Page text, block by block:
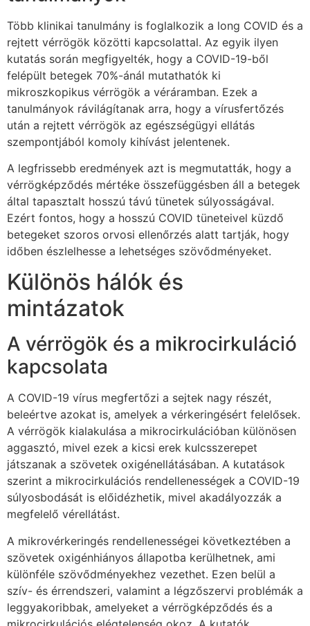
Több klinikai tanulmány is foglalkozik a long COVID és a
rejtett vérrögök közötti kapcsolattal. Az egyik ilyen
kutatás során megfigyelték, hogy a COVID-19-ből
felépült betegek 70%-ánál mutathatók ki
mikroszkopikus vérrögök a véráramban. Ezek a
tanulmányok rávilágítanak arra, hogy a vírusfertőzés
után a rejtett vérrögök az egészségügyi ellátás
szempontjából komoly kihívást jelentenek.
A legfrissebb eredmények azt is megmutatták, hogy a
vérrögképződés mértéke összefüggésben áll a betegek
által tapasztalt hosszú távú tünetek súlyosságával.
Ezért fontos, hogy a hosszú COVID tüneteivel küzdő
betegeket szoros orvosi ellenőrzés alatt tartják, hogy
időben észlelhesse a lehetséges szövődményeket.
Különös hálók és
mintázatok
A vérrögök és a mikrocirkuláció
kapcsolata
A COVID-19 vírus megfertőzi a sejtek nagy részét,
beleértve azokat is, amelyek a vérkeringésért felelősek.
A vérrögök kialakulása a mikrocirkulációban különösen
aggasztó, mivel ezek a kicsi erek kulcsszerepet
játszanak a szövetek oxigénellátásában. A kutatások
szerint a mikrocirkulációs rendellenességek a COVID-19
súlyosbodását is előidézhetik, mivel akadályozzák a
megfelelő vérellátást.
A mikrovérkeringés rendellenességei következtében a
szövetek oxigénhiányos állapotba kerülhetnek, ami
különféle szövődményekhez vezethet. Ezen belül a
szív- és érrendszeri, valamint a légzőszervi problémák a
leggyakoribbak, amelyeket a vérrögképződés és a